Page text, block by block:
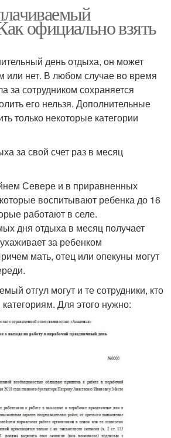
официально взять
день отдыха, он может
или нет. В любом случае во время
за сотрудником сохраняется
его нельзя. Дополнительные
только некоторые категории
за свой счет раз в месяц
Севере и в приравненных
воспитывают ребенка до 16
работают в селе.
дня отдыха в месяц получает
за ребенком
мать, отец или опекуны могут
отгул могут и те сотрудники, кто
Для этого нужно: